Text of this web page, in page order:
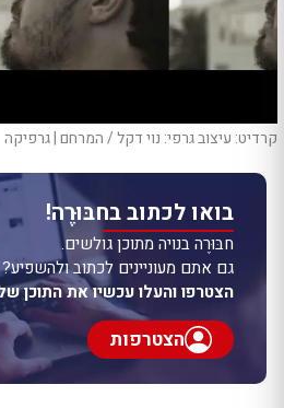
קרדיט: עיצוב גרפי: נוי דקל / המרחם | גרפיקה
בואו לכתוב בחבּוּרֶה!
חבּוּרֶה בנויה מתוכן גולשים.
גם אתם מעוניינים לכתוב ולהשפיע?
הצטרפו והעלו עכשיו את התוכן
הצטרפות